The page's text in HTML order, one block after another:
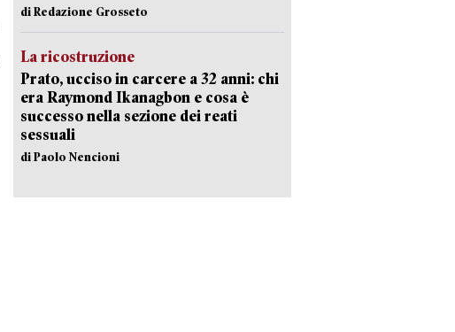
di Redazione Grosseto
La ricostruzione
Prato, ucciso in carcere a 32 anni: chi
era Raymond Ikanagbon e cosa è
successo nella sezione dei reati
sessuali
di Paolo Nencioni